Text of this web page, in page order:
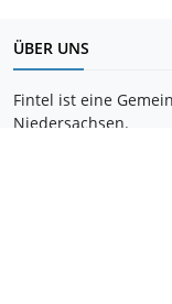
ÜBER UNS
Fintel ist eine
Niedersachsen.